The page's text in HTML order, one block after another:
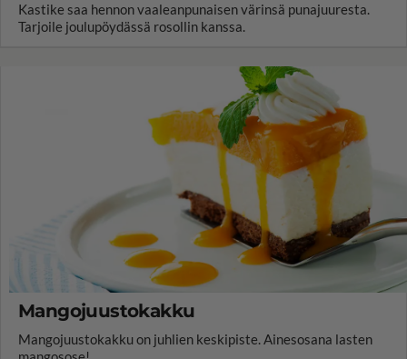
Kastike saa hennon vaaleanpunaisen värinsä punajuuresta.
Tarjoile joulupöydässä rosollin kanssa.
Mangojuustokakku
Mangojuustokakku on juhlien keskipiste. Ainesosana lasten